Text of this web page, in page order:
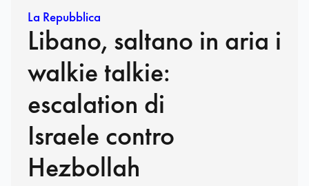
La Repubblica
Libano, saltano in aria i
walkie talkie:
escalation di
Israele contro
Hezbollah